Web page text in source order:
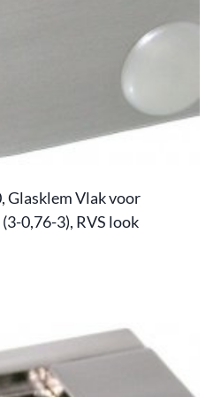
Glasklem Vlak voor
0,76-3), RVS look